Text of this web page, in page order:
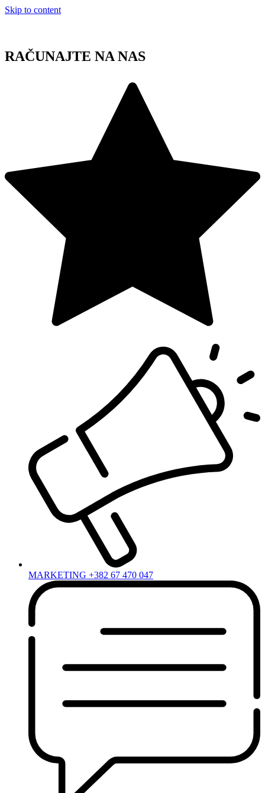
Skip to content
RAČUNAJTE NA NAS
MARKETING +382 67 470 047